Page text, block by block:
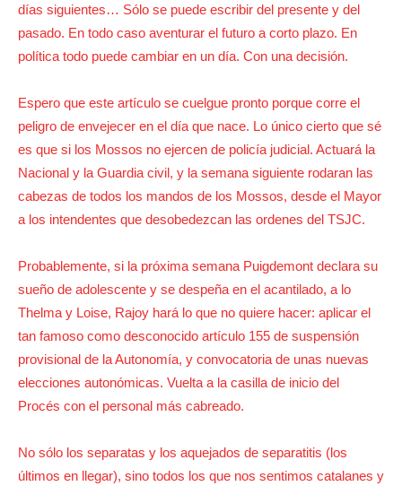
días siguientes… Sólo se puede escribir del presente y del
pasado. En todo caso aventurar el futuro a corto plazo. En
política todo puede cambiar en un día. Con una decisión.
Espero que este artículo se cuelgue pronto porque corre el
peligro de envejecer en el día que nace. Lo único cierto que sé
es que si los Mossos no ejercen de policía judicial. Actuará la
Nacional y la Guardia civil, y la semana siguiente rodaran las
cabezas de todos los mandos de los Mossos, desde el Mayor
a los intendentes que desobedezcan las ordenes del TSJC.
Probablemente, si la próxima semana Puigdemont declara su
sueño de adolescente y se despeña en el acantilado, a lo
Thelma y Loise, Rajoy hará lo que no quiere hacer: aplicar el
tan famoso como desconocido artículo 155 de suspensión
provisional de la Autonomía, y convocatoria de unas nuevas
elecciones autonómicas. Vuelta a la casilla de inicio del
Procés con el personal más cabreado.
No sólo los separatas y los aquejados de separatitis (los
últimos en llegar), sino todos los que nos sentimos catalanes y